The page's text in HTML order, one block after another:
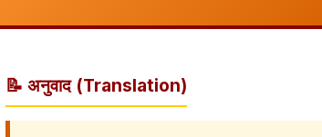
📝 अनुवाद (Translation)